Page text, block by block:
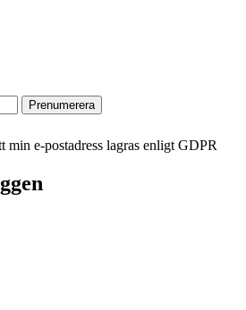
min e-postadress lagras enligt GDPR